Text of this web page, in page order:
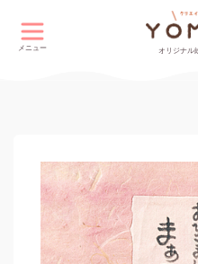
メニュー オリジナル